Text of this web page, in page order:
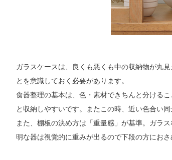
ガラスケースは、良くも悪くも中の収納物が丸
とを意識しておく必要があります。
食器整理の基本は、色・素材できちんと分ける
と収納しやすいです。またこの時、近い色合い
また、棚板の決め方は「重量感」が基準。ガラ
明な器は視覚的に重みが出るので下段の方におさ